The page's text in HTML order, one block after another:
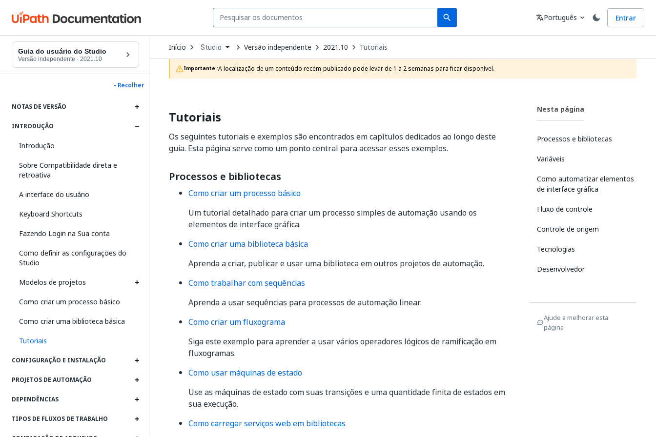
search
Search Idioma
translatePortuguês expand_more Entrar
Guia do usuário do Studio
Versão independente · 2021.10
- Recolher
NOTAS DE VERSÃO
INTRODUÇÃO
Introdução
Sobre Compatibilidade direta e
retroativa
A interface do usuário
Keyboard Shortcuts
Fazendo Login na Sua conta
Como definir as configurações do
Studio
Modelos de projetos
Como criar um processo básico
Como criar uma biblioteca básica
Tutoriais
CONFIGURAÇÃO E INSTALAÇÃO
PROJETOS DE AUTOMAÇÃO
DEPENDÊNCIAS
TIPOS DE FLUXOS DE TRABALHO
Início Open
Dropdown
to
choose
product
Studio Versão independente 2021.10 Tutoriais
Importante :A localização de um conteúdo recém-publicado pode levar de 1 a 2 semanas para ficar disponível.
Tutoriais
Os seguintes tutoriais e exemplos são encontrados em capítulos dedicados ao longo deste
guia. Esta página serve como um ponto central para acessar esses exemplos.
Processos e bibliotecas
Como criar um processo básico
Um tutorial detalhado para criar um processo simples de automação usando os
elementos de interface gráfica.
Como criar uma biblioteca básica
Aprenda a criar, publicar e usar uma biblioteca em outros projetos de automação.
Como trabalhar com sequências
Aprenda a usar sequências para processos de automação linear.
Como criar um fluxograma
Siga este exemplo para aprender a usar vários operadores lógicos de ramificação em
fluxogramas.
Como usar máquinas de estado
Use as máquinas de estado com suas transições e uma quantidade finita de estados em
sua execução.
Como carregar serviços web em bibliotecas
Nesta página
Processos e bibliotecas
Variáveis
Como automatizar elementos
de interface gráfica
Fluxo de controle
Controle de origem
Tecnologias
Desenvolvedor
Ajude a melhorar esta
página